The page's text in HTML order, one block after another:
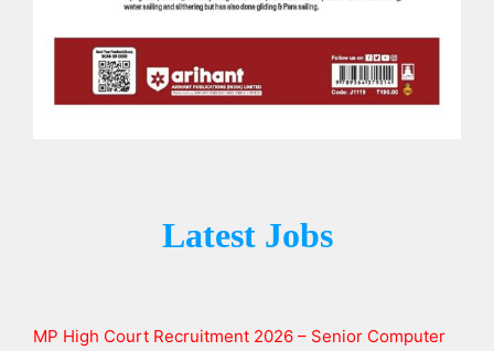
Latest Jobs
MP High Court Recruitment 2026 – Senior Computer